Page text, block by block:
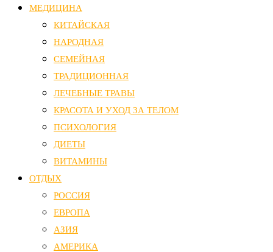
МЕДИЦИНА
КИТАЙСКАЯ
НАРОДНАЯ
СЕМЕЙНАЯ
ТРАДИЦИОННАЯ
ЛЕЧЕБНЫЕ ТРАВЫ
КРАСОТА И УХОД ЗА ТЕЛОМ
ПСИХОЛОГИЯ
ДИЕТЫ
ВИТАМИНЫ
ОТДЫХ
РОССИЯ
ЕВРОПА
АЗИЯ
АМЕРИКА